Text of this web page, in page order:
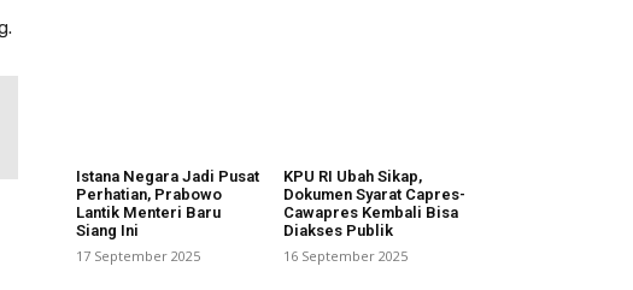
Istana Negara Jadi Pusat
Perhatian, Prabowo
Lantik Menteri Baru
Siang Ini
17 September 2025
KPU RI Ubah Sikap,
Dokumen Syarat Capres-
Cawapres Kembali Bisa
Diakses Publik
16 September 2025